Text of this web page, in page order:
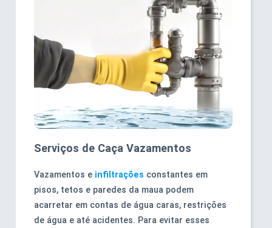
Serviços de Caça Vazamentos
Vazamentos e infiltrações constantes em
pisos, tetos e paredes da maua podem
acarretar em contas de água caras, restrições
de água e até acidentes. Para evitar esses